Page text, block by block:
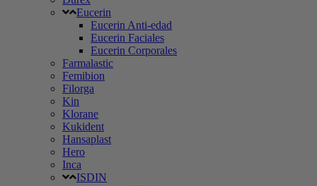
Eucerin
Eucerin Anti-edad
Eucerin Faciales
Eucerin Corporales
Farmalastic
Femibion
Filorga
Kin
Klorane
Kukident
Hansaplast
Hero
Inca
ISDIN